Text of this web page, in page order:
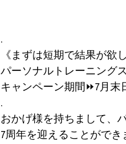
.
《まずは短期で結果が欲
パーソナルトレーニングス
キャンペーン期間⏩7月末
.
おかげ様を持ちまして、
7周年を迎えることができ